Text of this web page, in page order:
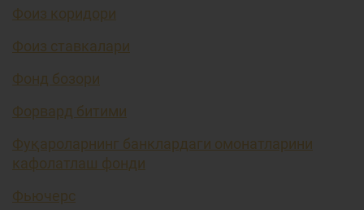
Фоиз коридори
Фоиз ставкалари
Фонд бозори
Форвард битими
Фуқароларнинг банклардаги омонатларини
кафолатлаш фонди
Фьючерс